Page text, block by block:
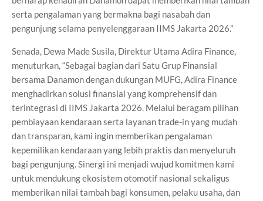
serta pengalaman yang bermakna bagi nasabah dan
pengunjung selama penyelenggaraan IIMS Jakarta 2026.”
Senada, Dewa Made Susila, Direktur Utama Adira Finance,
menuturkan, “Sebagai bagian dari Satu Grup Finansial
bersama Danamon dengan dukungan MUFG, Adira Finance
menghadirkan solusi finansial yang komprehensif dan
terintegrasi di IIMS Jakarta 2026. Melalui beragam pilihan
pembiayaan kendaraan serta layanan trade-in yang mudah
dan transparan, kami ingin memberikan pengalaman
kepemilikan kendaraan yang lebih praktis dan menyeluruh
bagi pengunjung. Sinergi ini menjadi wujud komitmen kami
untuk mendukung ekosistem otomotif nasional sekaligus
memberikan nilai tambah bagi konsumen, pelaku usaha, dan